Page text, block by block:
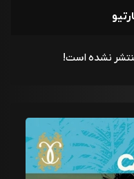
نشده است!